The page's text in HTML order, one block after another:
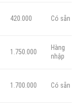
420.000 Có sẵn
1.750.000
Hàng
nhập
1.700.000 Có sẵn